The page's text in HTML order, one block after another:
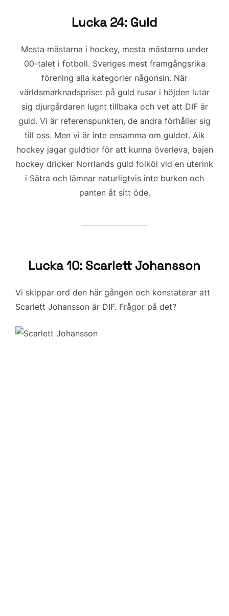
Lucka 24: Guld
Mesta mästarna i hockey, mesta mästarna under
00-talet i fotboll. Sveriges mest framgångsrika
förening alla kategorier någonsin. När
världsmarknadspriset på guld rusar i höjden lutar
sig djurgårdaren lugnt tillbaka och vet att DIF är
guld. Vi är referenspunkten, de andra förhåller sig
till oss. Men vi är inte ensamma om guldet. Aik
hockey jagar guldtior för att kunna överleva, bajen
hockey dricker Norrlands guld folköl vid en uterink
i Sätra och lämnar naturligtvis inte burken och
panten åt sitt öde.
Lucka 10: Scarlett Johansson
Vi skippar ord den här gången och konstaterar att
Scarlett Johansson är DIF. Frågor på det?